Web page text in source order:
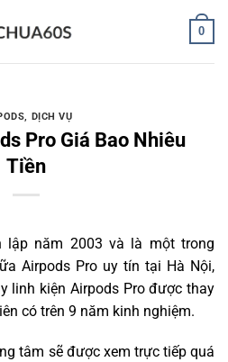
0
, DỊCH VỤ
Pro Giá Bao Nhiêu
Tiền
lập năm 2003 và là một trong
Airpods Pro uy tín tại Hà Nội,
linh kiện Airpods Pro được thay
có trên 9 năm kinh nghiệm.
tâm sẽ được xem trực tiếp quá